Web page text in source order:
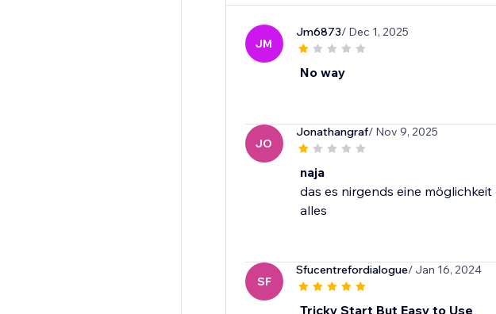
JM
Jm6873/ Dec 1, 2025
No way
JO
Jonathangraf/ Nov 9, 2025
naja
das es nirgends eine
alles
SF
Sfucentrefordialogue/ Jan 16, 2024
Tricky Start But Easy to Use